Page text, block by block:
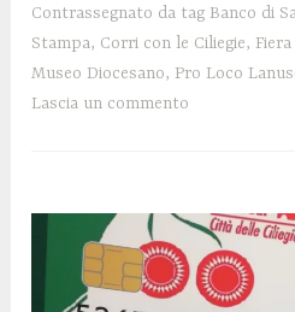
0
1
9
n
u
s
e
Contrassegnato da tag Banco di
Stampa, Corri con le Ciliegie,
Museo Diocesano, Pro Loco
Lascia un commento